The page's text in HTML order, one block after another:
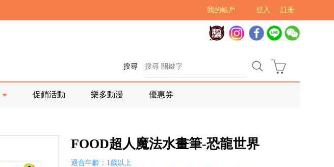
註冊
登入
我的帳戶
搜尋
促銷活動 樂多動漫 優惠券
FOOD超人魔法水畫筆-恐龍世界
適合年齡：1歲以上